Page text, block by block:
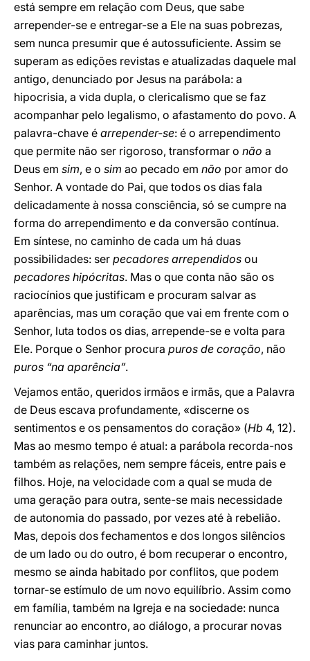
está sempre em relação com Deus, que sabe
arrepender-se e entregar-se a Ele na suas pobrezas,
sem nunca presumir que é autossuficiente. Assim se
superam as edições revistas e atualizadas daquele mal
antigo, denunciado por Jesus na parábola: a
hipocrisia, a vida dupla, o clericalismo que se faz
acompanhar pelo legalismo, o afastamento do povo. A
palavra-chave é arrepender-se: é o arrependimento
que permite não ser rigoroso, transformar o não a
Deus em sim, e o sim ao pecado em não por amor do
Senhor. A vontade do Pai, que todos os dias fala
delicadamente à nossa consciência, só se cumpre na
forma do arrependimento e da conversão contínua.
Em síntese, no caminho de cada um há duas
possibilidades: ser pecadores arrependidos ou
pecadores hipócritas. Mas o que conta não são os
raciocínios que justificam e procuram salvar as
aparências, mas um coração que vai em frente com o
Senhor, luta todos os dias, arrepende-se e volta para
Ele. Porque o Senhor procura puros de coração, não
puros “na aparência”.
Vejamos então, queridos irmãos e irmãs, que a Palavra
de Deus escava profundamente, «discerne os
sentimentos e os pensamentos do coração» (Hb 4, 12).
Mas ao mesmo tempo é atual: a parábola recorda-nos
também as relações, nem sempre fáceis, entre pais e
filhos. Hoje, na velocidade com a qual se muda de
uma geração para outra, sente-se mais necessidade
de autonomia do passado, por vezes até à rebelião.
Mas, depois dos fechamentos e dos longos silêncios
de um lado ou do outro, é bom recuperar o encontro,
mesmo se ainda habitado por conflitos, que podem
tornar-se estímulo de um novo equilíbrio. Assim como
em família, também na Igreja e na sociedade: nunca
renunciar ao encontro, ao diálogo, a procurar novas
vias para caminhar juntos.